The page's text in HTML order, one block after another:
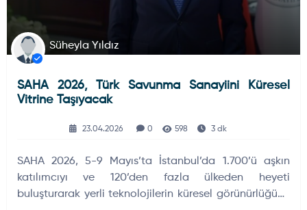
Süheyla Yıldız
SAHA 2026, Türk Savunma Sanayiini Küresel
Vitrine Taşıyacak
23.04.2026 0 598 3 dk
SAHA 2026, 5-9 Mayıs’ta İstanbul’da 1.700’ü aşkın
katılımcıyı ve 120’den fazla ülkeden heyeti
buluşturarak yerli teknolojilerin küresel görünürlüğünü
Silah ve Mühimmatlar
Füze ve Roketler 226